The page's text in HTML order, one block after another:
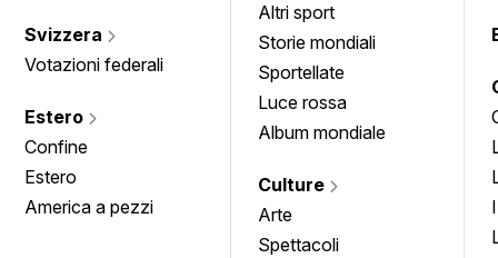
Svizzera
Votazioni federali
Estero
Confine
Estero
America a pezzi
Altri sport
Storie mondiali
Sportellate
Luce rossa
Album mondiale
Culture
Arte
Spettacoli